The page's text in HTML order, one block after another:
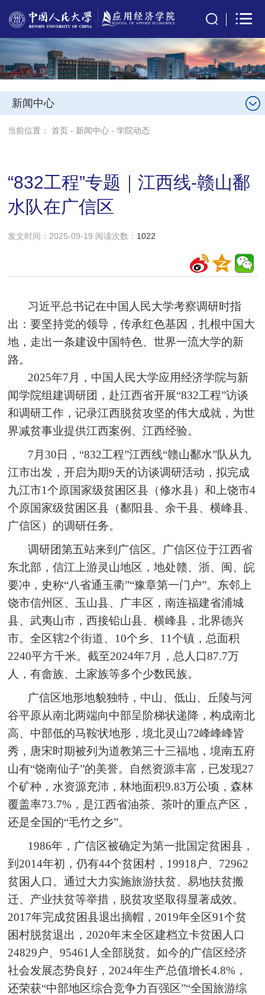
新闻中心
当前位置：首页 - 新闻中心 -学院动态
“832工程”专题｜江西线-赣山鄱
水队在广信区
发文时间：2025-09-19 阅读次数： 1022
习近平总书记在中国人民大学考察调研时指
出：要坚持党的领导，传承红色基因，扎根中国大
地，走出一条建设中国特色、世界一流大学的新
路。
2025年7月，中国人民大学应用经济学院与新
闻学院组建调研团，赴江西省开展“832工程”访谈
和调研工作，记录江西脱贫攻坚的伟大成就，为世
界减贫事业提供江西案例、江西经验。
7月30日，“832工程”江西线“赣山鄱水”队从九
江市出发，开启为期9天的访谈调研活动，拟完成
九江市1个原国家级贫困区县（修水县）和上饶市4
个原国家级贫困区县（鄱阳县、余干县、横峰县、
广信区）的调研任务。
调研团第五站来到广信区。广信区位于江西省
东北部，信江上游灵山地区，地处赣、浙、闽、皖
要冲，史称“八省通玉衢”“豫章第一门户”。东邻上
饶市信州区、玉山县、广丰区，南连福建省浦城
县、武夷山市，西接铅山县、横峰县，北界德兴
市。全区辖2个街道、10个乡、11个镇，总面积
2240平方千米。截至2024年7月，总人口87.7万
人，有畲族、土家族等多个少数民族。
广信区地形地貌独特，中山、低山、丘陵与河
谷平原从南北两端向中部呈阶梯状递降，构成南北
高、中部低的马鞍状地形，境北灵山72峰峰峰皆
秀，唐宋时期被列为道教第三十三福地，境南五府
山有“饶南仙子”的美誉。自然资源丰富，已发现27
个矿种，水资源充沛，林地面积9.83万公顷，森林
覆盖率73.7%，是江西省油茶、茶叶的重点产区，
还是全国的“毛竹之乡”。
1986年，广信区被确定为第一批国定贫困县，
到2014年初，仍有44个贫困村，19918户、72962
贫困人口。通过大力实施旅游扶贫、易地扶贫搬
迁、产业扶贫等举措，脱贫攻坚取得显著成效。
2017年完成贫困县退出摘帽，2019年全区91个贫
困村脱贫退出，2020年末全区建档立卡贫困人口
24829户、95461人全部脱贫。如今的广信区经济
社会发展态势良好，2024年生产总值增长4.8%，
还荣获“中部地区综合竞争力百强区”“全国旅游综